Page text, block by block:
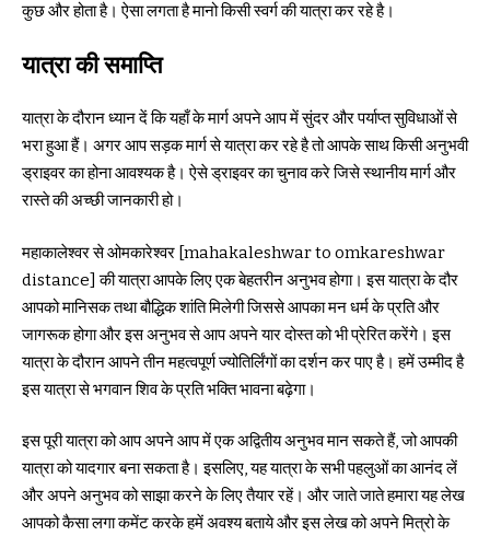
कुछ और होता है। ऐसा लगता है मानो किसी स्वर्ग की यात्रा कर रहे है।
यात्रा की समाप्ति
यात्रा के दौरान ध्यान दें कि यहाँ के मार्ग अपने आप में सुंदर और पर्याप्त सुविधाओं से
भरा हुआ हैं। अगर आप सड़क मार्ग से यात्रा कर रहे है तो आपके साथ किसी अनुभवी
ड्राइवर का होना आवश्यक है। ऐसे ड्राइवर का चुनाव करे जिसे स्थानीय मार्ग और
रास्ते की अच्छी जानकारी हो।
महाकालेश्वर से ओमकारेश्वर [mahakaleshwar to omkareshwar
distance] की यात्रा आपके लिए एक बेहतरीन अनुभव होगा। इस यात्रा के दौर
आपको मानिसक तथा बौद्धिक शांति मिलेगी जिससे आपका मन धर्म के प्रति और
जागरूक होगा और इस अनुभव से आप अपने यार दोस्त को भी प्रेरित करेंगे। इस
यात्रा के दौरान आपने तीन महत्वपूर्ण ज्योतिर्लिंगों का दर्शन कर पाए है। हमें उम्मीद है
इस यात्रा से भगवान शिव के प्रति भक्ति भावना बढ़ेगा।
इस पूरी यात्रा को आप अपने आप में एक अद्वितीय अनुभव मान सकते हैं, जो आपकी
यात्रा को यादगार बना सकता है। इसलिए, यह यात्रा के सभी पहलुओं का आनंद लें
और अपने अनुभव को साझा करने के लिए तैयार रहें। और जाते जाते हमारा यह लेख
आपको कैसा लगा कमेंट करके हमें अवश्य बताये और इस लेख को अपने मित्रो के